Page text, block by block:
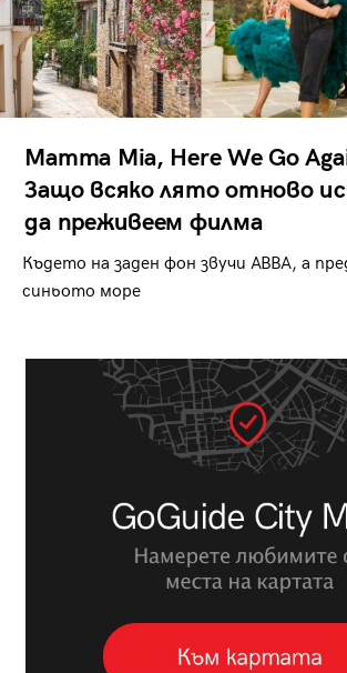
Mamma Mia, Here We Go
Защо всяко лято отново
да преживеем филма
Където на заден фон звучи ABBA, а
синьото море